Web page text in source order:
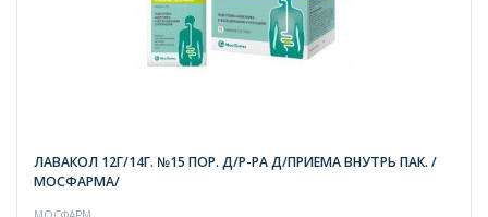
ЛАВАКОЛ 12Г/14Г. №15 ПОР. Д/Р-РА Д/ПРИЕМА ВНУТРЬ ПАК. /
МОСФАРМА/